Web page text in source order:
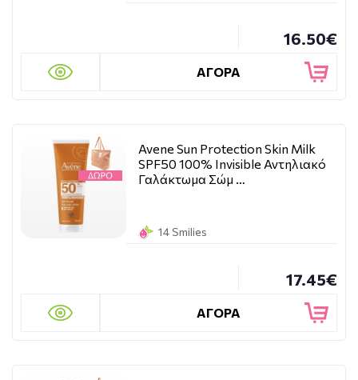
16.50€
ΑΓΟΡΑ
Avene Sun Protection Skin Milk
SPF50 100% Invisible Αντηλιακό
Γαλάκτωμα Σώμ …
14 Smilies
17.45€
ΑΓΟΡΑ